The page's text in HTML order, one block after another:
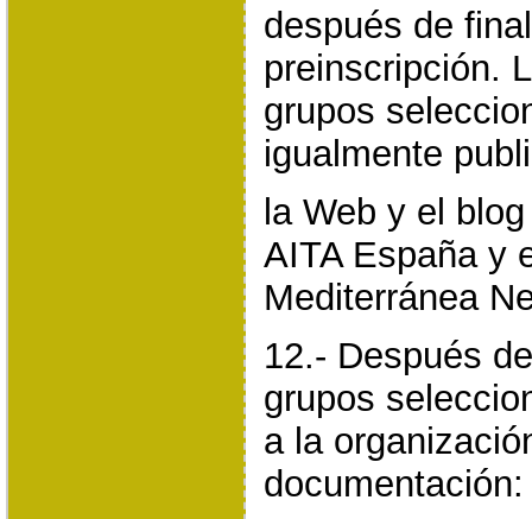
después de
preinscripción.
grupos
igualmente
la Web y el
AITA España y
Mediterránea
12.- Después
grupos
a la
documentación: